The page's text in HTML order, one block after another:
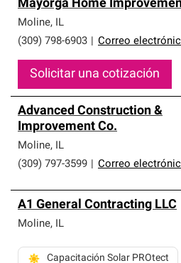
parte de una red exclusiva de
que cumplen con altos
de profesionalismo y
Mayorga Home
Moline, IL
(309) 798-6903
Correo
Solicitar una cotización
Advanced Construction &
Improvement Co.
Moline, IL
(309) 797-3599
Correo
A1 General Contracting LLC
Moline, IL
Capacitación Solar PROtect